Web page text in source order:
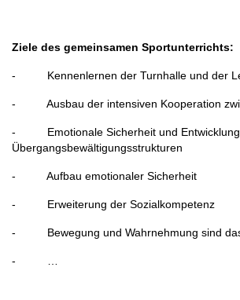
Ziele des gemeinsamen Sportunterrichts:
- Kennenlernen der Turnhalle und der
- Ausbau der intensiven Kooperation
- Emotionale Sicherheit und Entwicklung
Übergangsbewältigungsstrukturen
- Aufbau emotionaler Sicherheit
- Erweiterung der Sozialkompetenz
- Bewegung und Wahrnehmung sind das
- …